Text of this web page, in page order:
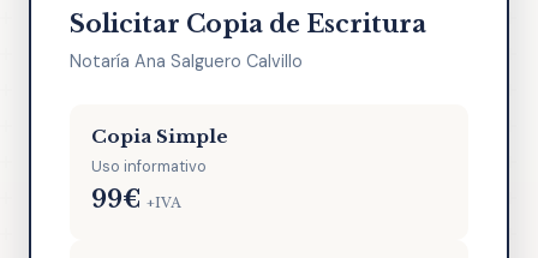
Solicitar Copia de Escritura
Notaría Ana Salguero Calvillo
Copia Simple
Uso informativo
99€ +IVA